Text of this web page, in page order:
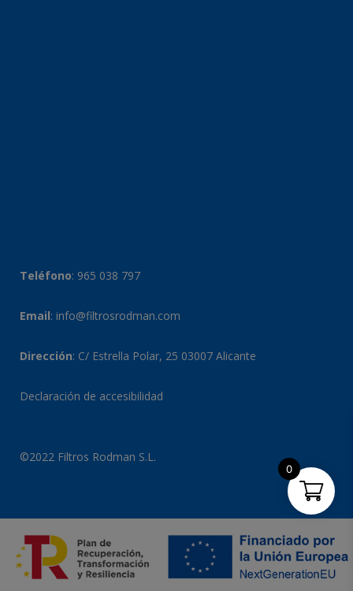
Teléfono: 965 038 797
Email: info@filtrosrodman.com
Dirección: C/ Estrella Polar, 25 03007 Alicante
Declaración de accesibilidad
©2022 Filtros Rodman S.L.
0